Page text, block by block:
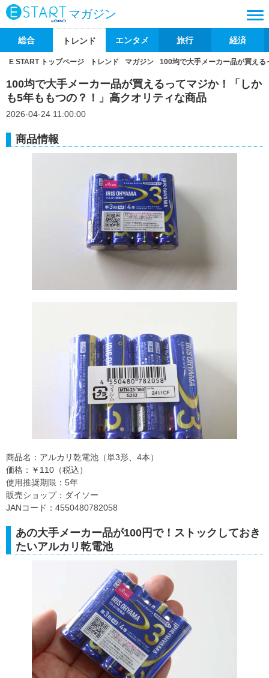
マガジン
総合 トレンド エンタメ 旅行 経済
E START トップページ トレンド マガジン 100均で大手メーカー品が買え
100均で大手メーカー品が買えるってマジか！「しか
も5年ももつの？！」高クオリティな商品
2026-04-24 11:00:00
商品情報
商品名：アルカリ乾電池（単3形、4本）
価格：￥110（税込）
使用推奨期限：5年
販売ショップ：ダイソー
JANコード：4550480782058
あの大手メーカー品が100円で！ストックしておき
たいアルカリ乾電池